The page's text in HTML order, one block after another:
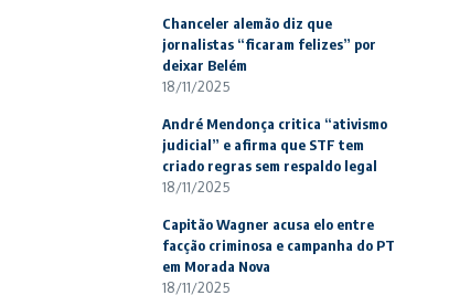
Chanceler alemão diz que
jornalistas “ficaram felizes” por
deixar Belém
18/11/2025
André Mendonça critica “ativismo
judicial” e afirma que STF tem
criado regras sem respaldo legal
18/11/2025
Capitão Wagner acusa elo entre
facção criminosa e campanha do PT
em Morada Nova
18/11/2025